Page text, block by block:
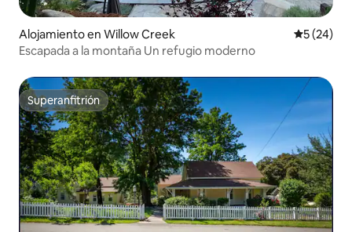
Alojamiento en Willow Creek
5 (24)
Escapada a la montaña Un refugio moderno
Superanfitrión
Superanfitrión